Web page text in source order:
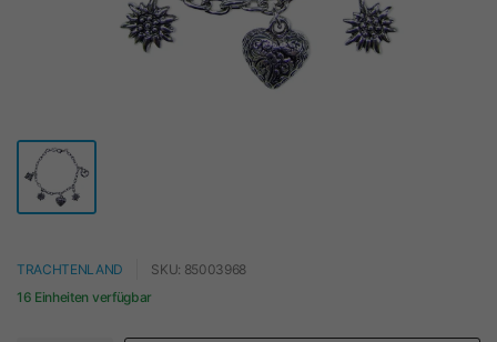
TRACHTENLAND
SKU: 85003968
16 Einheiten verfügbar